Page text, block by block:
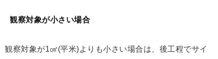
観察対象が小さい場合
観察対象が1㎠(平米)よりも小さい場合は、後工程でサイ